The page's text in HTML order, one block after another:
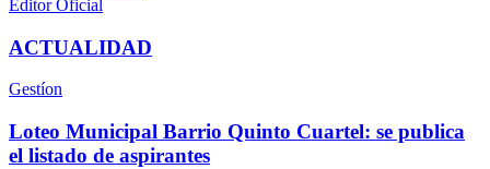
Editor Oficial
ACTUALIDAD
Gestíon
Loteo Municipal Barrio Quinto Cuartel: se publica
el listado de aspirantes